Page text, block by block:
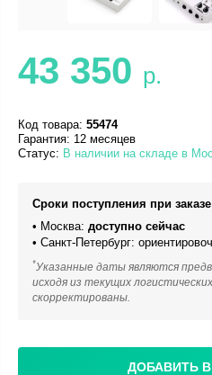
43 350 р.
Код товара: 55474
Гарантия: 12 месяцев
Статус: В наличии на складе в
Сроки поступления при
• Москва: доступно сейчас
• Санкт-Петербург:
*Указанные даты являются
исходя из текущих
скорректированы.
ДОБАВИТЬ